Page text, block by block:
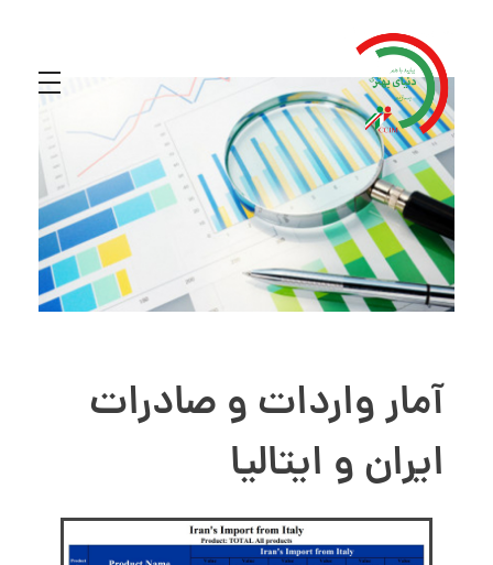
آمار واردات و صادرات
ایران و ایتالیا